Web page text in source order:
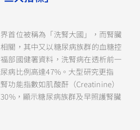
首位被稱為「洗腎大國」，而腎臟
關，其中又以糖尿病族群的血糖控
部國健署資料，洗腎病在透析前一
病比例高達47%。大型研究更指
功能指數如肌酸酐（Creatinine）
，顯示糖尿病族群及早照護腎臟